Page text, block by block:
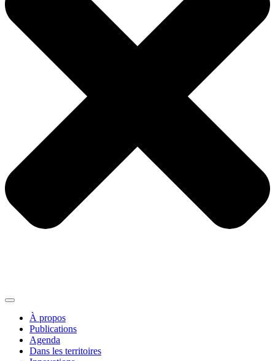
À propos
Publications
Agenda
Dans les territoires